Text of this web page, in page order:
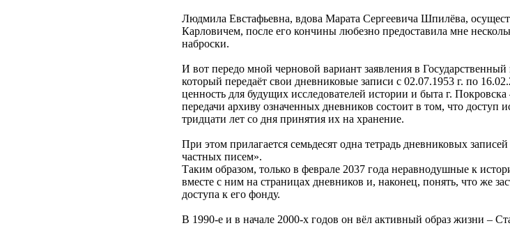
Людмила Евстафьевна, вдова Марата Сергеевича Шпилёва,
Карловичем, после его кончины любезно предоставила мне
наброски.
И вот передо мной черновой вариант заявления в
который передаёт свои дневниковые записи с 02.07.1953 г. по
ценность для будущих исследователей истории и быта г.
передачи архиву означенных дневников состоит в том, что доступ
тридцати лет со дня принятия их на хранение.
При этом прилагается семьдесят одна тетрадь дневниковых
частных писем».
Таким образом, только в феврале 2037 года неравнодушные к
вместе с ним на страницах дневников и, наконец, понять, что же
доступа к его фонду.
В 1990-е и в начале 2000-х годов он вёл активный образ жизни –